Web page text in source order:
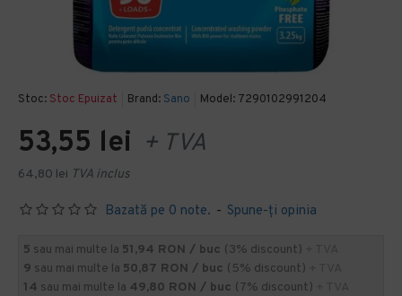
Stoc: Stoc Epuizat Brand: Sano Model: 7290102991204
Bazată pe 0 note. - Spune-ţi opinia
53,55 lei + TVA
64,80 lei TVA inclus
5 sau mai multe la 51,94 RON / buc (3% discount)
9 sau mai multe la 50,87 RON / buc (5% discount)
14 sau mai multe la 49,80 RON / buc (7% discount)